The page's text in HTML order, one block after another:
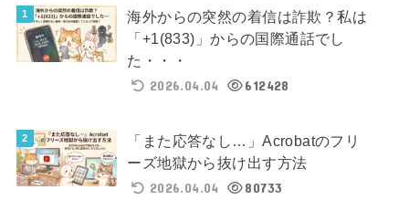
海外からの突然の着信は詐欺？私は
「+1(833)」からの国際通話でし
た・・・
2026.04.04
612428
「また応答なし…」Acrobatのフリ
ーズ地獄から抜け出す方法
2026.04.04
80733